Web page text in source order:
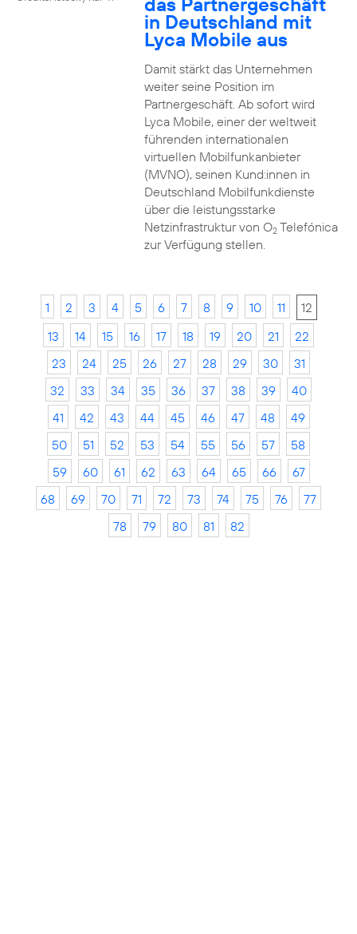
in Deutschland mit
Lyca Mobile aus
Damit stärkt das Unternehmen
weiter seine Position im
Partnergeschäft. Ab sofort wird
Lyca Mobile, einer der weltweit
führenden internationalen
virtuellen Mobilfunkanbieter
(MVNO), seinen Kund:innen in
Deutschland Mobilfunkdienste
über die leistungsstarke
Netzinfrastruktur von O2Telefónica
zur Verfügung stellen.
1 2 3 4 5 6 7 8 9 10 11
12
13
14 15 16 17 18 19 20 21
22
23
24 25 26 27 28 29 30
31
32
33 34 35 36 37 38 39
40
41
42 43 44 45 46 47 48
49
50
51 52 53 54 55 56 57
58
59
60 61 62 63 64 65 66
67
68
69 70 71 72 73 74 75 76
77
78
79 80 81 82